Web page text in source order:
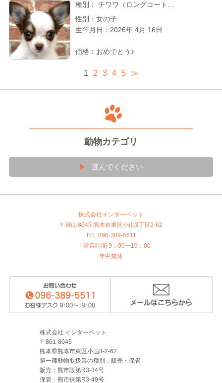
種別： チワワ（ロングコート…
性別：女の子
生年月日：2026年 4月 16日
価格：おめでとう♪
1 2 3 4 5 ≫
動物カテゴリ
▶ 選んでください
株式会社インターペット
〒861-8045 熊本市東区小山3丁目2-62
TEL 096-389-5511
営業時間 9：00〜19：00
年中無休
株式会社 インターペット
〒861-8045
熊本県熊本市東区小山3-2-62
第一種動物取扱業の種別：販売・保管
販売：熊市販第R3-34号
保管：熊市保第R3-49号